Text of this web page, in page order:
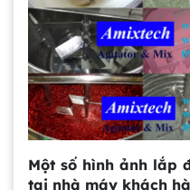
Một số hình ảnh lắp
tại nhà máy khách